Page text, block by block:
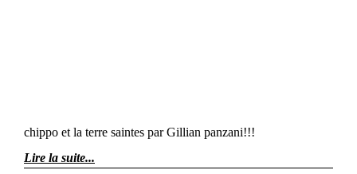
chippo et la terre saintes par Gillian panzani!!!
Lire la suite